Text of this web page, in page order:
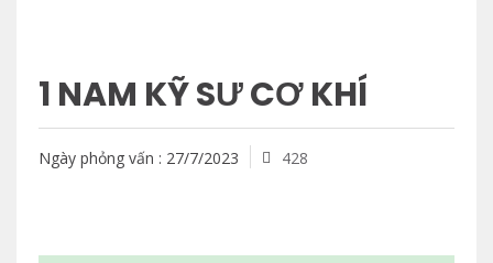
1 NAM KỸ SƯ CƠ KHÍ
Ngày phỏng vấn : 27/7/2023 428